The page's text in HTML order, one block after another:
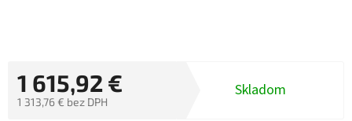
1 615,92 €
1 313,76 € bez DPH
Skladom